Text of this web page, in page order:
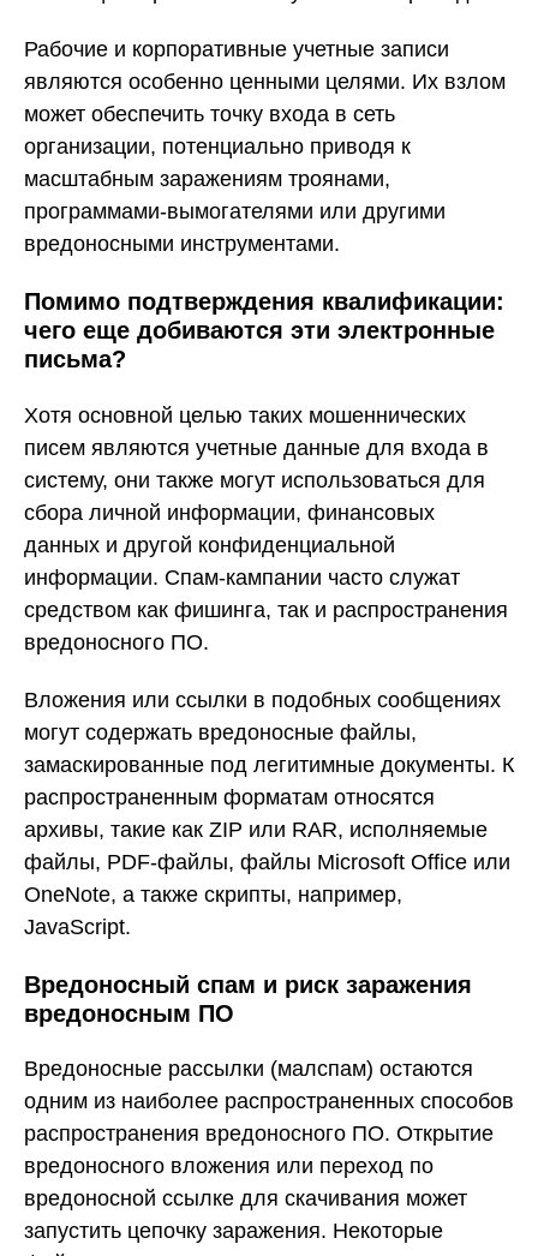
Рабочие и корпоративные учетные записи
являются особенно ценными целями. Их взлом
может обеспечить точку входа в сеть
организации, потенциально приводя к
масштабным заражениям троянами,
программами-вымогателями или другими
вредоносными инструментами.
Помимо подтверждения квалификации:
чего еще добиваются эти электронные
письма?
Хотя основной целью таких мошеннических
писем являются учетные данные для входа в
систему, они также могут использоваться для
сбора личной информации, финансовых
данных и другой конфиденциальной
информации. Спам-кампании часто служат
средством как фишинга, так и распространения
вредоносного ПО.
Вложения или ссылки в подобных сообщениях
могут содержать вредоносные файлы,
замаскированные под легитимные документы. К
распространенным форматам относятся
архивы, такие как ZIP или RAR, исполняемые
файлы, PDF-файлы, файлы Microsoft Office или
OneNote, а также скрипты, например,
JavaScript.
Вредоносный спам и риск заражения
вредоносным ПО
Вредоносные рассылки (малспам) остаются
одним из наиболее распространенных способов
распространения вредоносного ПО. Открытие
вредоносного вложения или переход по
вредоносной ссылке для скачивания может
запустить цепочку заражения. Некоторые